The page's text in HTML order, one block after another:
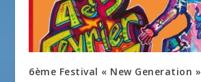
6ème Festival « New Generation »